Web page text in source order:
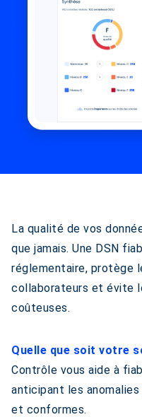
La qualité de vos
que jamais. Une DSN
réglementaire, protège
collaborateurs et évite
coûteuses.
Quelle que soit votre
Contrôle vous aide à
anticipant les
et conformes.